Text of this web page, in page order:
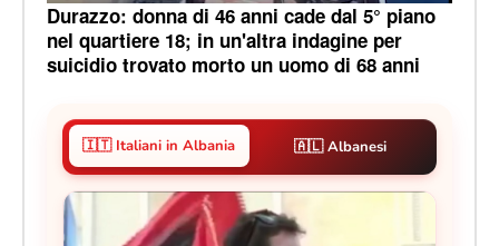
Durazzo: donna di 46 anni cade dal 5° piano
nel quartiere 18; in un'altra indagine per
suicidio trovato morto un uomo di 68 anni
🇮🇹 Italiani in Albania 🇦🇱 Albanesi